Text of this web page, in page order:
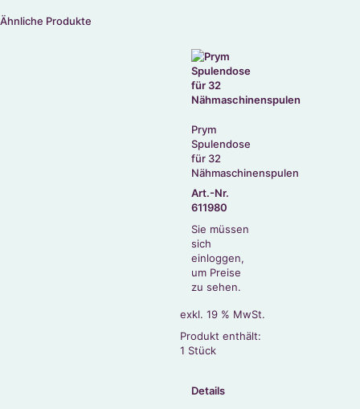
Ähnliche Produkte
Prym
Spulendose
für 32
Nähmaschinenspulen
Art.-Nr.
611980
Sie müssen
sich
einloggen,
um Preise
zu sehen.
exkl. 19 % MwSt.
Produkt enthält:
1 Stück
Details